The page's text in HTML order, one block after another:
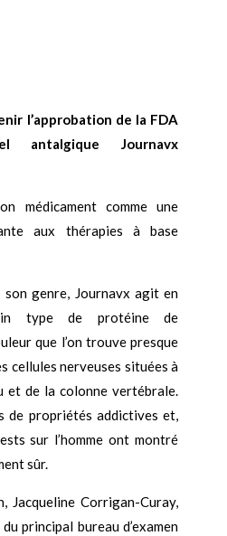
l’approbation de la FDA
antalgique Journavx
médicament comme une
aux thérapies à base
son genre, Journavx agit en
type de protéine de
que l’on trouve presque
cellules nerveuses situées à
et de la colonne vertébrale.
de propriétés addictives et,
sur l’homme ont montré
sûr.
Jacqueline Corrigan-Curay,
principal bureau d’examen